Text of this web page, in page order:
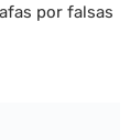
por falsas